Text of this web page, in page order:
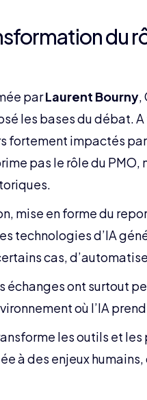
du
parLaurent Bourny,
les bases du débat.
fortement impactés
pas le rôle du
mise en forme du
technologies d’IA
cas,
ont surtout
où l’IA
les outils et
à des enjeux